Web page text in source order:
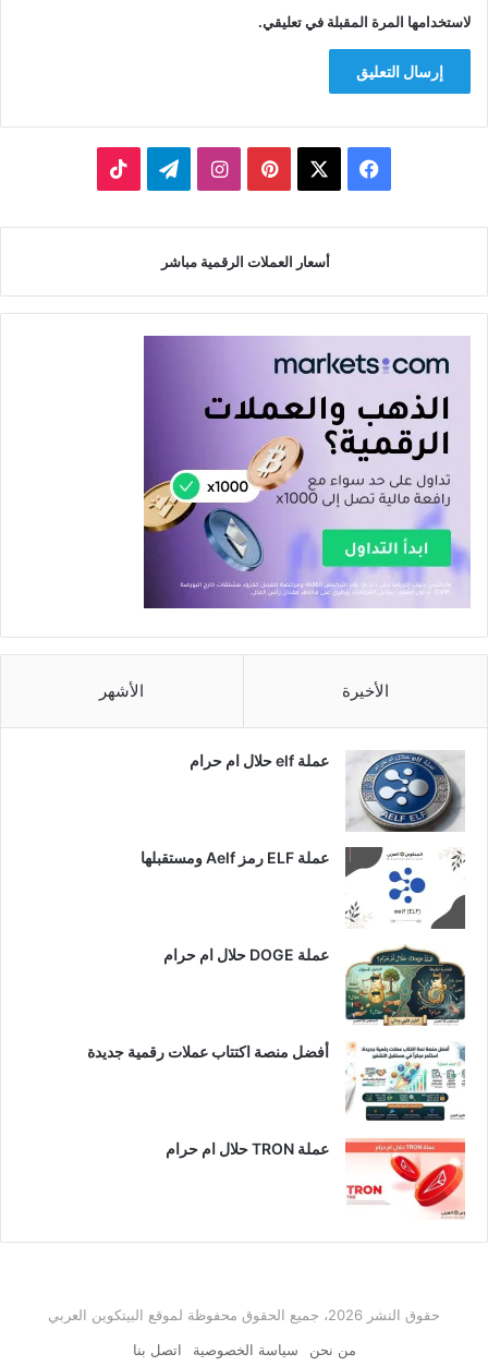
لاستخدامها المرة المقبلة في تعليقي.
فيسبوك بينتيريستانستقرامتيلقرام
أسعار العملات الرقمية مباشر
الأخيرة الأشهر
عملة elf حلال ام حرام
عملة ELF رمز Aelf ومستقبلها
عملة DOGE حلال ام حرام
أفضل منصة اكتتاب عملات رقمية جديدة
عملة TRON حلال ام حرام​
حقوق النشر 2026، جميع الحقوق محفوظة لموقع البيتكوين العربي
من نحن
سياسة الخصوصية اتصل بنا